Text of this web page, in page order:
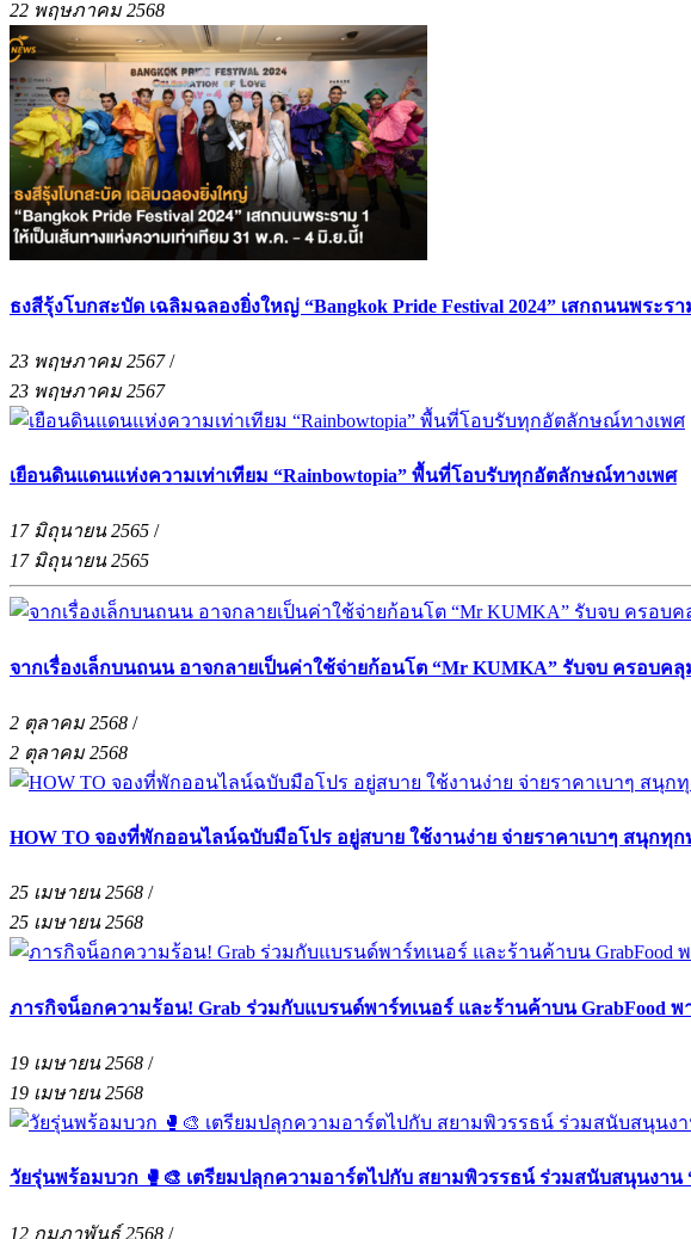
22 พฤษภาคม 2568
ธงสีรุ้งโบกสะบัด เฉลิมฉลองยิ่งใหญ่ “Bangkok Pride Festival 2024” เสกถนนพระร
23 พฤษภาคม 2567/
23 พฤษภาคม 2567
เยือนดินแดนแห่งความเท่าเทียม “Rainbowtopia” พื้นที่โอบรับทุกอัตลักษณ์ทางเพศ
17 มิถุนายน 2565 /
17 มิถุนายน 2565
จากเรื่องเล็กบนถนน อาจกลายเป็นค่าใช้จ่ายก้อนโต “Mr KUMKA” รับจบ ครอบค
2 ตุลาคม 2568 /
2 ตุลาคม 2568
HOW TO จองที่พักออนไลน์ฉบับมือโปร อยู่สบาย ใช้งานง่าย จ่ายราคาเบาๆ สนุกทุ
25 เมษายน 2568 /
25 เมษายน 2568
ภารกิจน็อกความร้อน! Grab ร่วมกับแบรนด์พาร์ทเนอร์ และร้านค้าบน GrabFood
19 เมษายน 2568 /
19 เมษายน 2568
วัยรุ่นพร้อมบวก 🥊🎨 เตรียมปลุกความอาร์ตไปกับ สยามพิวรรธน์ ร่วมสนับสนุนงาน
12 กุมภาพันธ์ 2568 /